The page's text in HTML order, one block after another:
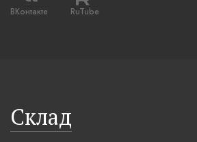
ВКонтакте RuTube
Склад